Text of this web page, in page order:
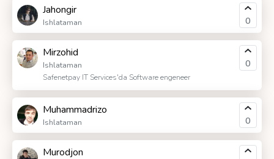
Jahongir
Ishlataman 0
Mirzohid
Ishlataman
Safenetpay IT Services'da Software engeneer
0
Muhammadrizo
Ishlataman 0
Murodjon